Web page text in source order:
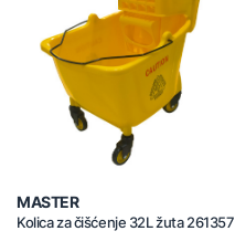
MASTER
Kolica za čišćenje 32L žuta 261357